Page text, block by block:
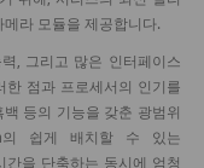
라 모듈을 제공합니다.
, 그리고 많은 인터페이스
한 점과 프로세서의 인기를
등의 기능을 갖춘 광범위
의 쉽게 배치할 수 있는
을 단축하는 동시에 엄청